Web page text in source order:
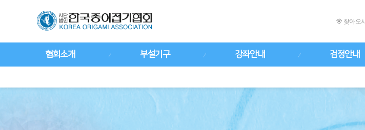
찾아오
협회소개 부설기구 강좌안내 검정안내